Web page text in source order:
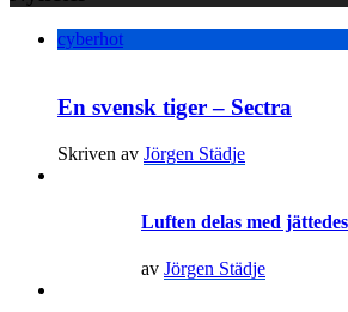
cyberhot
En svensk tiger – Sectra
Skriven av Jörgen Städje
Luften delas med
av Jörgen Städje